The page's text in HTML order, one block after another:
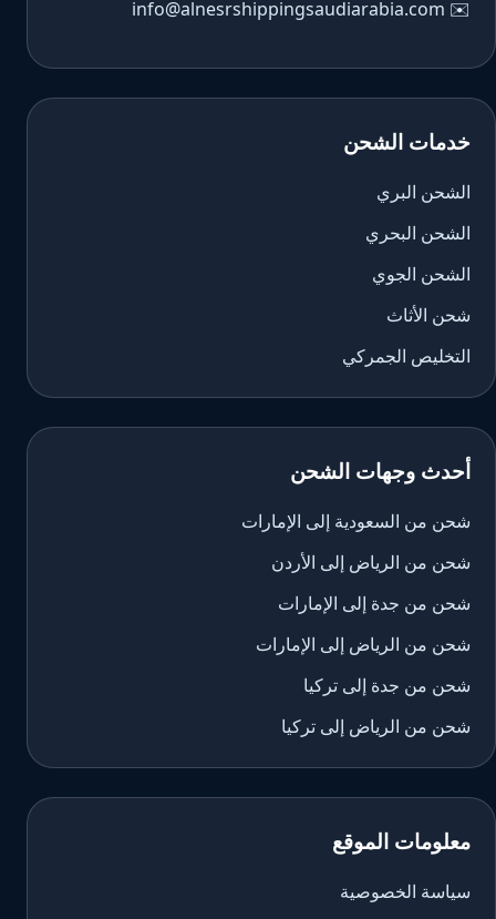
✉️
info@alnesrshippingsaudiarabia.com
خدمات الشحن
الشحن البري
الشحن البحري
الشحن الجوي
شحن الأثاث
التخليص الجمركي
أحدث وجهات الشحن
شحن من السعودية إلى الإمارات
شحن من الرياض إلى الأردن
شحن من جدة إلى الإمارات
شحن من الرياض إلى الإمارات
شحن من جدة إلى تركيا
شحن من الرياض إلى تركيا
معلومات الموقع
سياسة الخصوصية